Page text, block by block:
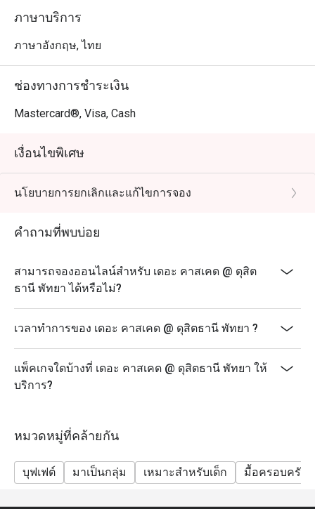
ภาษาบริการ
ภาษาอังกฤษ, ไทย
ช่องทางการชำระเงิน
Mastercard®, Visa, Cash
เงื่อนไขพิเศษ
นโยบายการยกเลิกและแก้ไขการจอง
คำถามที่พบบ่อย
สามารถจองออนไลน์สำหรับ เดอะ คาสเคด @ ดุสิต
ธานี พัทยา ได้หรือไม่?
เวลาทำการของ เดอะ คาสเคด @ ดุสิตธานี พัทยา ?
แพ็คเกจใดบ้างที่ เดอะ คาสเคด @ ดุสิตธานี พัทยา ให้
บริการ?
หมวดหมู่ที่คล้ายกัน
บุฟเฟต์ มาเป็นกลุ่ม เหมาะสำหรับเด็ก มื้อครอบครัว